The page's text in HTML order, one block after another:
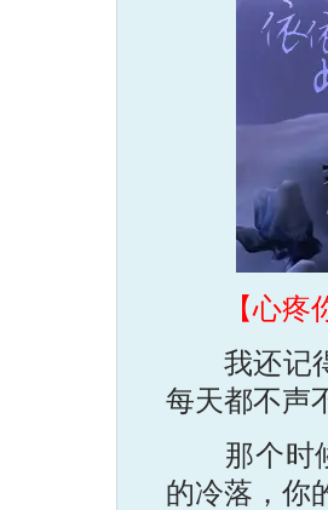
【心
我还记得
每天都不声
那个时候
的冷落，你